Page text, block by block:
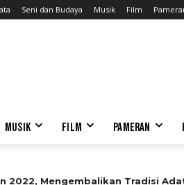
Seni dan Budaya Musik Film
MUSIK FILM PAMERAN
2022, Mengembalikan Tradisi